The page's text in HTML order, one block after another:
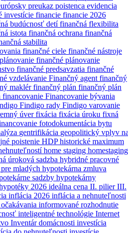
preukaz poistenca evidencia
investície financie financie 2026
budúcnosť detífinančná flexibilita
istota finančná ochrana finančná
stabilita
finančné ciele finančné nástroje
finančné plánovanie
finančné predsavzatia finančné
vzdelávanie Finančný agent finančný
maklérfinančný plán finančný plán
financovanie Financovanie bývania
Findigo rady Findigo varovanie
úverfixácia fixácia úroku fixná
fotodokumentácia bytu
gentrifikácia geopolitický vplyv
poistenie HDPhistorické maximum
home staging homestaging
úroková sadzba hybridné pracovné
mladých hypotekárna zmluva
sadzby hypotekárny
2026 ideálna cena II. pilierIII.
inflácia 2026 inflácia a nehnuteľnosti
informované rozhodnutie
inteligentné technológie Internet
Inventár domácnosti investícia